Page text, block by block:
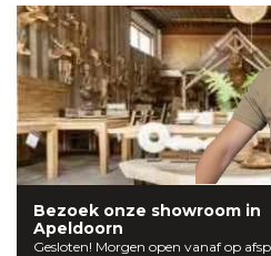
Bezoek onze showroom in
Apeldoorn
Gesloten! Morgen open vanaf op